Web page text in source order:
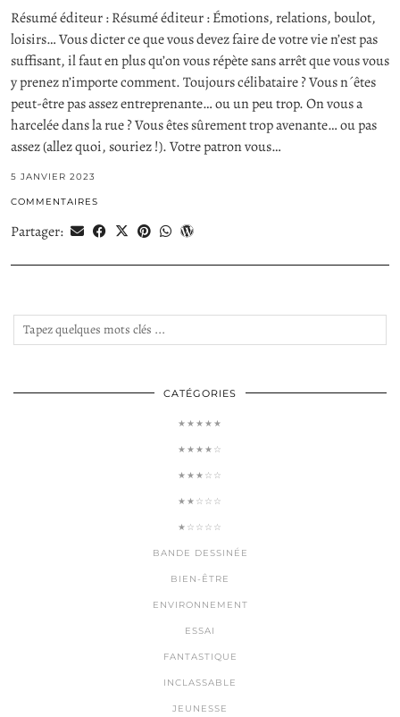
Résumé éditeur : Résumé éditeur : Émotions, relations, boulot,
loisirs… Vous dicter ce que vous devez faire de votre vie n’est pas
suffisant, il faut en plus qu’on vous répète sans arrêt que vous vous
y prenez n’importe comment. Toujours célibataire ? Vous n´êtes
peut-être pas assez entreprenante… ou un peu trop. On vous a
harcelée dans la rue ? Vous êtes sûrement trop avenante… ou pas
assez (allez quoi, souriez !). Votre patron vous…
5 JANVIER 2023
COMMENTAIRES
Partager:
CATÉGORIES
★★★★★
★★★★☆
★★★☆☆
★★☆☆☆
★☆☆☆☆
BANDE DESSINÉE
BIEN-ÊTRE
ENVIRONNEMENT
ESSAI
FANTASTIQUE
INCLASSABLE
JEUNESSE